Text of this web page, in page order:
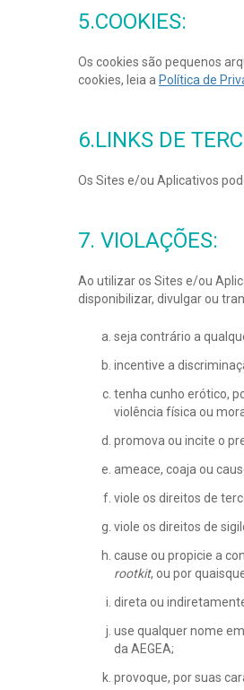
5.COOKIES:
Os cookies são pequenos
cookies, leia a Política de
6.LINKS DE
Os Sites e/ou Aplicativos
7. VIOLAÇÕES:
Ao utilizar os Sites e/ou
disponibilizar, divulgar ou
seja contrário a
incentive a
tenha cunho erótico,
violência física ou
promova ou incite o
ameace, coaja ou
viole os direitos de
viole os direitos de
cause ou propicie a
rootkit, ou por
direta ou
use qualquer nome
da AEGEA;
provoque, por suas